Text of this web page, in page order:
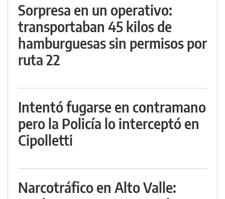
Sorpresa en un operativo:
transportaban 45 kilos de
hamburguesas sin permisos por
ruta 22
Intentó fugarse en contramano
pero la Policía lo interceptó en
Cipolletti
Narcotráfico en Alto Valle: